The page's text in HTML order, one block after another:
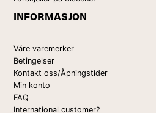
INFORMASJON
Våre varemerker
Betingelser
Kontakt oss/Åpningstider
Min konto
FAQ
International customer?